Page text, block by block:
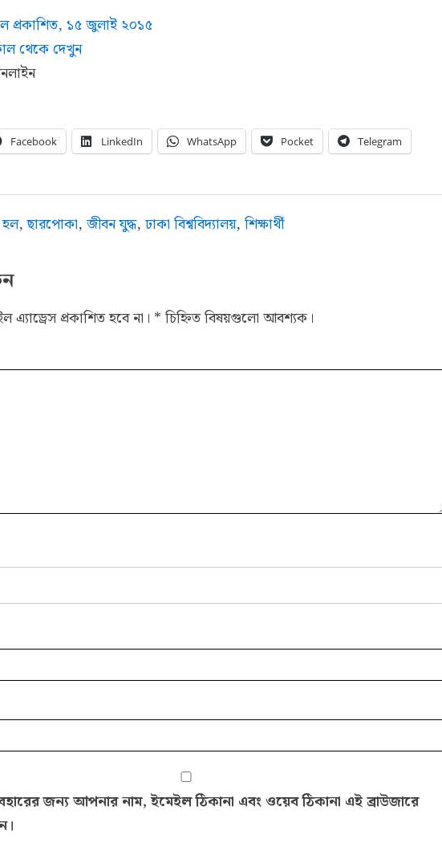
প্রকাশিত, ১৫ জুলাই ২০১৫
থেকে দেখুন
Facebook LinkedIn WhatsApp Pocket Telegram
,ছারপোকা,জীবন যুদ্ধ,ঢাকা বিশ্ববিদ্যালয়,শিক্ষার্থী
প্রকাশিত হবে না। * চিহ্নিত বিষয়গুলো আবশ্যক।
জন্য আপনার নাম, ইমেইল ঠিকানা এবং ওয়েব ঠিকানা এই ব্রাউজারে